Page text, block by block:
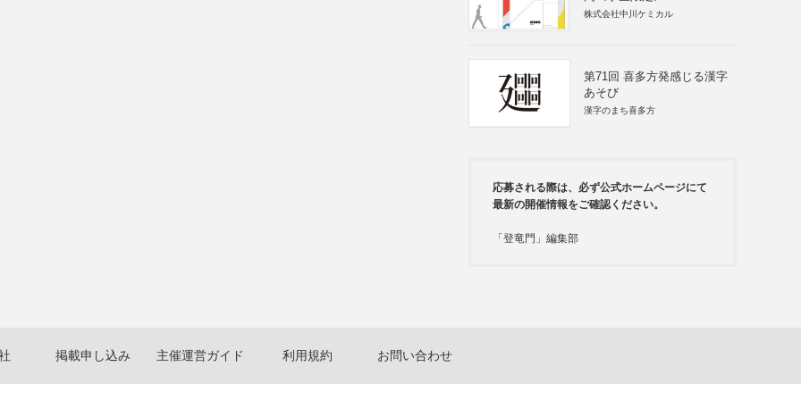
株式会社中川ケミカル
第71回 喜多方発感じる漢字
あそび
漢字のまち喜多方
応募される際は、必ず公式ホームページにて
最新の開催情報をご確認ください。
「登竜門」編集部
掲載申し込み 主催運営ガイド 利用規約 お問い合わせ